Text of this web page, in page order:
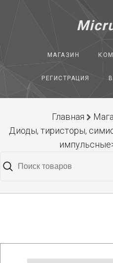
МАГАЗИН
РЕГИСТРАЦИЯ
Главная
Диоды, тиристоры,